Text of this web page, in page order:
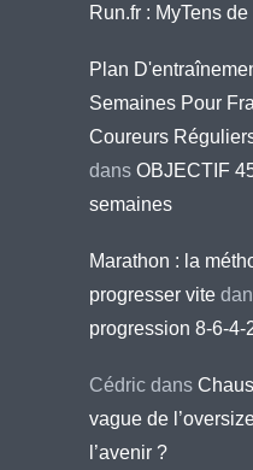
Run.fr : MyTens
Plan
Semaines Pour
Coureurs
dans OBJECTIF
semaines
Marathon : la
progresser vite
progression 8-6-4-
Cédric dans
vague de
l’avenir ?